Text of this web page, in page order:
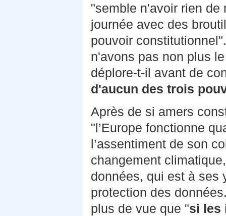
"semble n'avoir rien de
journée avec des
pouvoir
n'avons pas non plus
déplore-t-il avant de
d'aucun des trois
Après de si amers
"l’Europe fonctionne
l’assentiment de son
changement
données, qui est à ses
protection des
plus de vue que "si les